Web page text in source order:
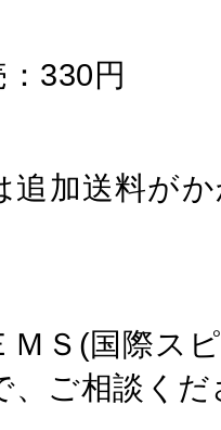
330円 卸
追加送料が
ＭＳ(国際ス
、ご相談くだ